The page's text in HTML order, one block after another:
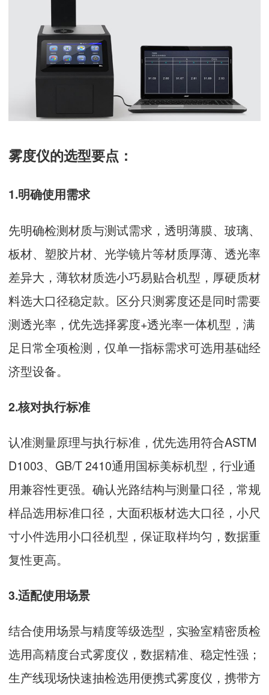
雾度仪的选型要点：
1.明确使用需求
先明确检测材质与测试需求，透明薄膜、玻璃、
板材、塑胶片材、光学镜片等材质厚薄、透光率
差异大，薄软材质选小巧易贴合机型，厚硬质材
料选大口径稳定款。区分只测雾度还是同时需要
测透光率，优先选择雾度+透光率一体机型，满
足日常全项检测，仅单一指标需求可选用基础经
济型设备。
2.核对执行标准
认准测量原理与执行标准，优先选用符合ASTM
D1003、GB/T 2410通用国标美标机型，行业通
用兼容性更强。确认光路结构与测量口径，常规
样品选用标准口径，大面积板材选大口径，小尺
寸小件选用小口径机型，保证取样均匀，数据重
复性更高。
3.适配使用场景
结合使用场景与精度等级选型，实验室精密质检
选用高精度台式雾度仪，数据精准、稳定性强；
生产线现场快速抽检选用便携式雾度仪，携带方